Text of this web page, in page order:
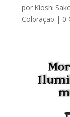
por Kioshi Sako
Coloração | 0